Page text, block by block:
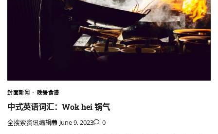
封面新闻 晚餐食谱
中式英语词汇：Wok hei 锅气
全搜索资讯编辑 June 9, 2023 0